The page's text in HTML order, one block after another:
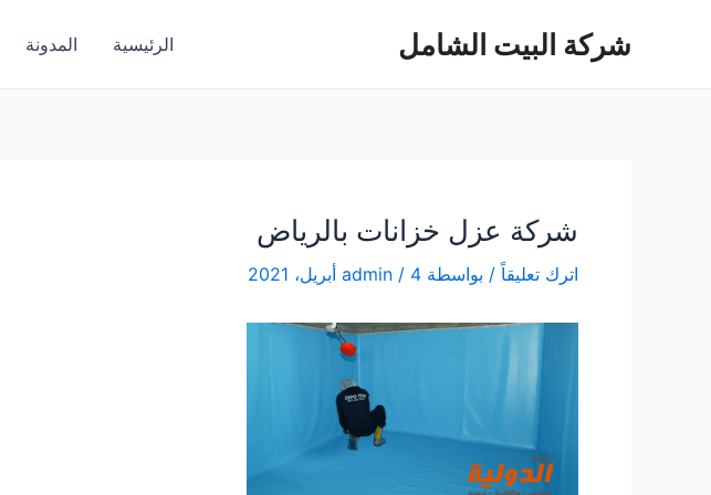
شركة البيت الشامل الرئيسية المدونة
شركة عزل خزانات بالرياض
اترك تعليقاً / بواسطة admin / 4 أبريل، 2021